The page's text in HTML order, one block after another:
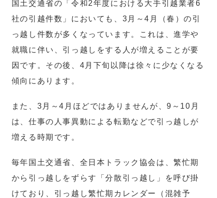
国土交通省の「令和2年度における大手引越業者6
社の引越件数」においても、3月～4月（春）の引
っ越し件数が多くなっています。これは、進学や
就職に伴い、引っ越しをする人が増えることが要
因です。その後、4月下旬以降は徐々に少なくなる
傾向にあります。
また、3月～4月ほどではありませんが、9～10月
は、仕事の人事異動による転勤などで引っ越しが
増える時期です。
毎年国土交通省、全日本トラック協会は、繁忙期
から引っ越しをずらす「分散引っ越し」を呼び掛
けており、引っ越し繁忙期カレンダー（混雑予